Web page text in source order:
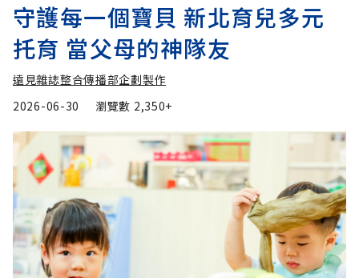
守護每一個寶貝 新北育兒多元
托育 當父母的神隊友
遠見雜誌整合傳播部企劃製作
2026-06-30
瀏覽數 2,350+